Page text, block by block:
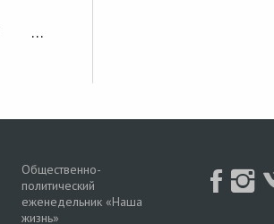
…
Общественно-
политический
еженедельник «Наша
жизнь»